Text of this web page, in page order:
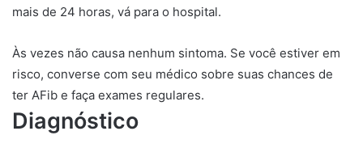
mais de 24 horas, vá para o hospital.
Às vezes não causa nenhum sintoma. Se você estiver em
risco, converse com seu médico sobre suas chances de
ter AFib e faça exames regulares.
Diagnóstico